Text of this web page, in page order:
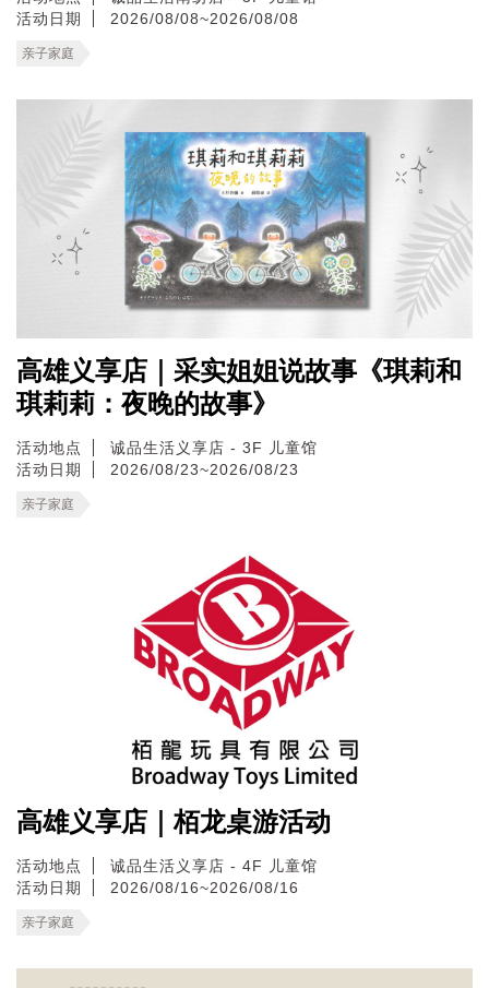
活动日期
2026/08/08~2026/08/08
亲子家庭
高雄义享店｜采实姐姐说故事《琪莉和
琪莉莉：夜晚的故事》
活动地点
诚品生活义享店 - 3F 儿童馆
活动日期
2026/08/23~2026/08/23
亲子家庭
高雄义享店｜栢龙桌游活动
活动地点
诚品生活义享店 - 4F 儿童馆
活动日期
2026/08/16~2026/08/16
亲子家庭